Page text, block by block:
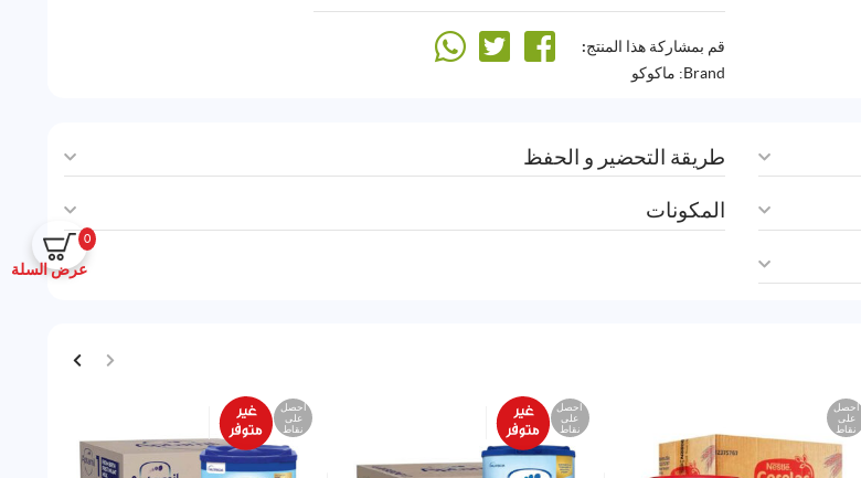
0
عرض السلة
قم بمشاركة هذا المنتج:
Brand: ماكوكو
طريقة التحضير و الحفظ
المكونات
احصل
على
نقاط
احصل
على
نقاط
احصل
على
نقاط